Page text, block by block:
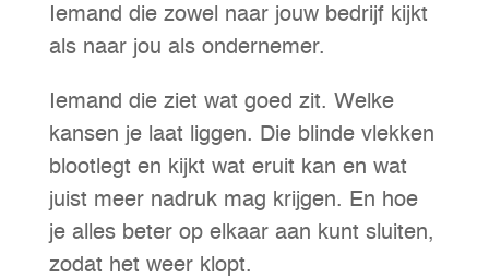
Iemand die zowel naar jouw bedrijf kijkt
als naar jou als ondernemer.
Iemand die ziet wat goed zit. Welke
kansen je laat liggen. Die blinde vlekken
blootlegt en kijkt wat eruit kan en wat
juist meer nadruk mag krijgen. En hoe
je alles beter op elkaar aan kunt sluiten,
zodat het weer klopt.